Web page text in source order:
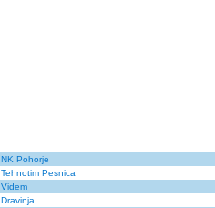
NK Pohorje
Tehnotim Pesnica
Videm
Dravinja